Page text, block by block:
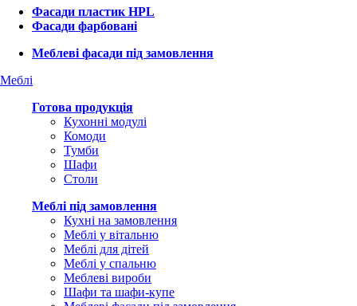
Фасади пластик HPL
Фасади фарбовані
Меблеві фасади під замовлення
Меблі
Готова продукція
Кухонні модулі
Комоди
Тумби
Шафи
Столи
Меблі під замовлення
Кухні на замовлення
Меблі у вітальню
Меблі для дітей
Меблі у спальню
Меблеві вироби
Шафи та шафи-купе